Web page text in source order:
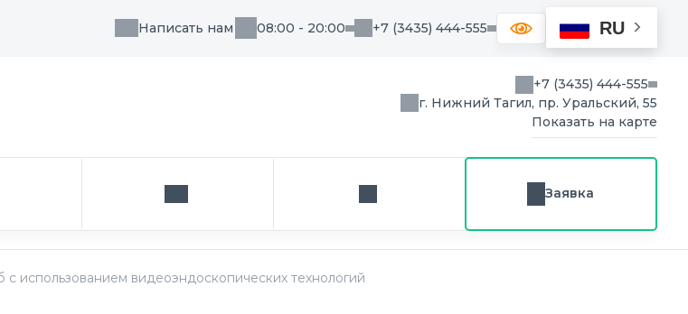
Написать нам 08:00 - 20:00 +7 (3435) 444-555 RU
+7 (3435) 444-555
г. Нижний Тагил, пр. Уральский, 55
Показать на карте
Написать нам Заказ звонка Заявка
с использованием видеоэндоскопических технологий